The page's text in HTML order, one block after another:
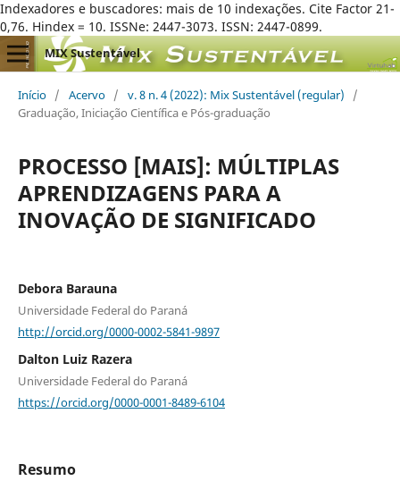
Indexadores e buscadores: mais de 10 indexações. Cite Factor 21-
0,76. Hindex = 10. ISSNe: 2447-3073. ISSN: 2447-0899.
MIX Sustentável
Início / Acervo / v. 8 n. 4 (2022): Mix Sustentável (regular)
/
Graduação, Iniciação Científica e Pós-graduação
PROCESSO [MAIS]: MÚLTIPLAS
APRENDIZAGENS PARA A
INOVAÇÃO DE SIGNIFICADO
Debora Barauna
Universidade Federal do Paraná
http://orcid.org/0000-0002-5841-9897
Dalton Luiz Razera
Universidade Federal do Paraná
https://orcid.org/0000-0001-8489-6104
Resumo